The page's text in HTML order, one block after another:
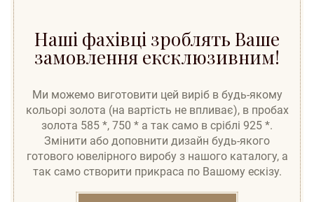
Наші фахівці зроблять Ваше
замовлення ексклюзивним!
Ми можемо виготовити цей виріб в будь-якому
кольорі золота (на вартість не впливає), в пробах
золота 585 *, 750 * а так само в сріблі 925 *.
Змінити або доповнити дизайн будь-якого
готового ювелірного виробу з нашого каталогу, а
так само створити прикраса по Вашому ескізу.